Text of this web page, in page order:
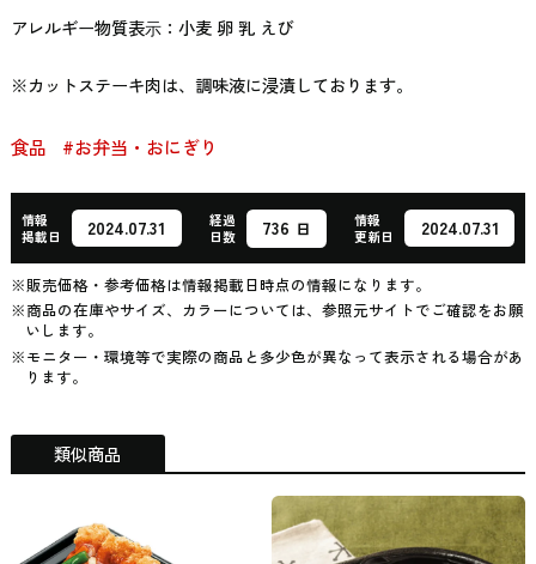
アレルギー物質表⽰：小麦 卵 乳 えび
※カットステーキ肉は、調味液に浸漬しております。
食品 #お弁当・おにぎり
情報
掲載日
2024.07.31
経過
日数
736 日
情報
更新日
2024.07.31
※販売価格・参考価格は情報掲載日時点の情報になります。
※商品の在庫やサイズ、カラーについては、参照元サイトでご確認をお願
いします。
※モニター・環境等で実際の商品と多少色が異なって表示される場合があ
ります。
類似商品